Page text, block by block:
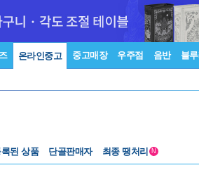
온라인중고 중고매장 우주점 음반 블루
된 상품 단골판매자 최종 땡처리 N